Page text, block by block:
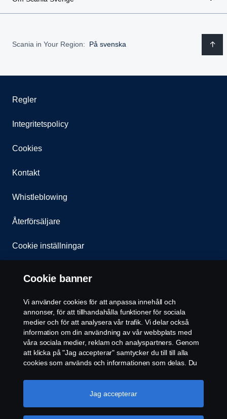
Scania in Your Region: På svenska
Regler
Integritetspolicy
Cookies
Kontakt
Whistleblowing
Återförsäljare
Cookie inställningar
© Copyright Scania 2024. All rights reserved.
Scania CV AB (publ), SE-151 87 Södertälje,
Sweden, Tel: +46-8-55 38 10 00, Fax: +46-8-55 38
10 37.
Cookie banner
Vi använder cookies för att anpassa innehåll och
annonser, för att tillhandahålla funktioner för sociala
medier och för att analysera vår trafik. Vi delar också
information om din användning av vår webbplats med
våra sociala medier, reklam och analyspartners. Genom
att klicka på "Jag accepterar" samtycker du till till alla
cookies som används och informationen som delas. Du
"Cookie-inställningar" och välja de kategorier du vill
acceptera. För en mer detaljerad förklaring av hur vi
Jag accepterar